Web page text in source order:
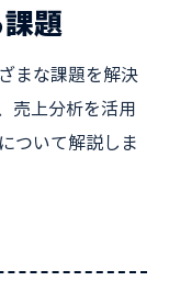
題
まな課題を解決
売上分析を活用
ついて解説しま